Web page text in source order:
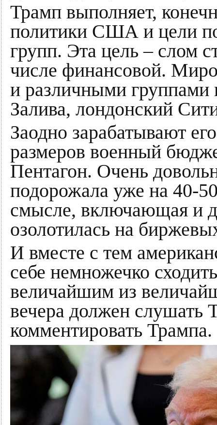
Трамп выполняет,
политики США и цели
групп. Эта цель – слом
числе финансовой.
и различными
Залива, лондонский
Заодно зарабатывают
размеров военный
Пентагон. Очень
подорожала уже на 40-
смысле, включающая и
озолотилась на
И вместе с тем
себе немножечко
величайшим из
вечера должен слушать
комментировать Трампа.